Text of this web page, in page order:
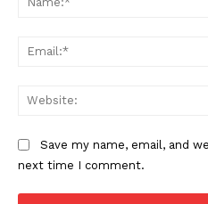
Save my name, email, and
next time I comment.